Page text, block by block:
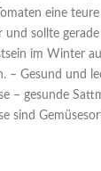
eine
und sollte
im Winter
– Gesund und
– gesunde
sind